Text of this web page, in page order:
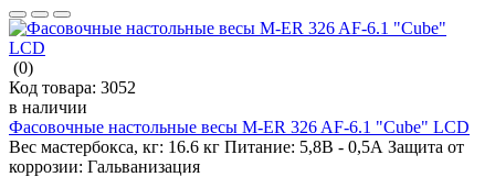
(0)
Код товара: 3052
в наличии
Фасовочные настольные весы M-ER 326 AF-6.1 "Cube" LCD
Вес мастербокса, кг: 16.6 кг Питание: 5,8В - 0,5А Защита от
коррозии: Гальванизация